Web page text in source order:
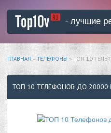
- лучшие
ГЛАВНАЯ »ТЕЛЕФОНЫ» ТОП 10
ТОП 10 ТЕЛЕФОНОВ ДО 20000